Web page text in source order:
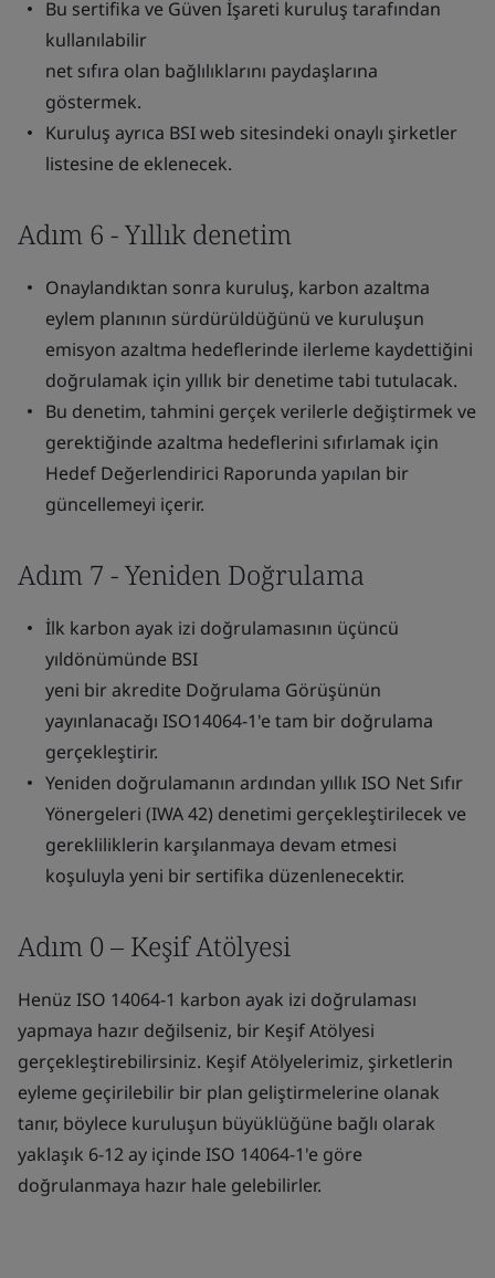
Bu sertifika ve Güven İşareti kuruluş tarafından
kullanılabilir
net sıfıra olan bağlılıklarını paydaşlarına
göstermek.
Kuruluş ayrıca BSI web sitesindeki onaylı şirketler
listesine de eklenecek.
Adım 6 - Yıllık denetim
Onaylandıktan sonra kuruluş, karbon azaltma
eylem planının sürdürüldüğünü ve kuruluşun
emisyon azaltma hedeflerinde ilerleme kaydettiğini
doğrulamak için yıllık bir denetime tabi tutulacak.
Bu denetim, tahmini gerçek verilerle değiştirmek ve
gerektiğinde azaltma hedeflerini sıfırlamak için
Hedef Değerlendirici Raporunda yapılan bir
güncellemeyi içerir.
Adım 7 - Yeniden Doğrulama
İlk karbon ayak izi doğrulamasının üçüncü
yıldönümünde BSI
yeni bir akredite Doğrulama Görüşünün
yayınlanacağı ISO14064-1'e tam bir doğrulama
gerçekleştirir.
Yeniden doğrulamanın ardından yıllık ISO Net Sıfır
Yönergeleri (IWA 42) denetimi gerçekleştirilecek ve
gerekliliklerin karşılanmaya devam etmesi
koşuluyla yeni bir sertifika düzenlenecektir.
Adım 0 – Keşif Atölyesi
Henüz ISO 14064-1 karbon ayak izi doğrulaması
yapmaya hazır değilseniz, bir Keşif Atölyesi
gerçekleştirebilirsiniz. Keşif Atölyelerimiz, şirketlerin
eyleme geçirilebilir bir plan geliştirmelerine olanak
tanır, böylece kuruluşun büyüklüğüne bağlı olarak
yaklaşık 6-12 ay içinde ISO 14064-1'e göre
doğrulanmaya hazır hale gelebilirler.